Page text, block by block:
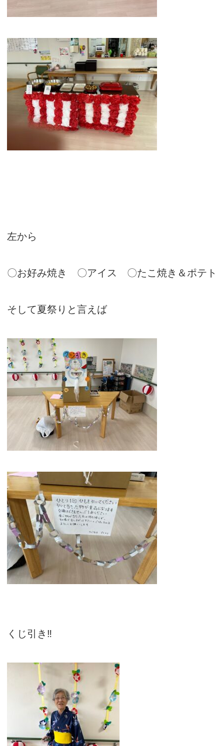
左から
〇お好み焼き 〇アイス 〇たこ焼き＆ポテト
そして夏祭りと言えば
くじ引き‼